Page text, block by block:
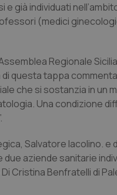
già individuati
(medici
Regionale
questa tappa
che si sostanzia in un
Una condizione
Salvatore Iacolino. e
aziende sanitarie
Cristina Benfratelli di